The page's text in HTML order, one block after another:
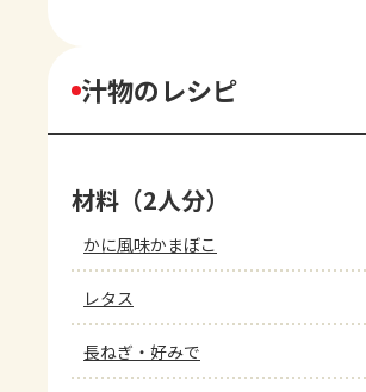
汁物のレシピ
材料（2人分）
かに風味かまぼこ
レタス
長ねぎ・好みで